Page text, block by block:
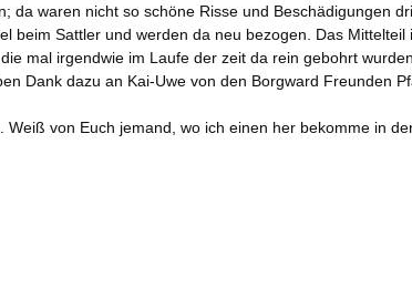
waren nicht so schöne Risse und Beschädigungen
beim Sattler und werden da neu bezogen. Das
mal irgendwie im Laufe der zeit da rein gebohrt
Dank dazu an Kai-Uwe von den Borgward Freunden
von Euch jemand, wo ich einen her bekomme in